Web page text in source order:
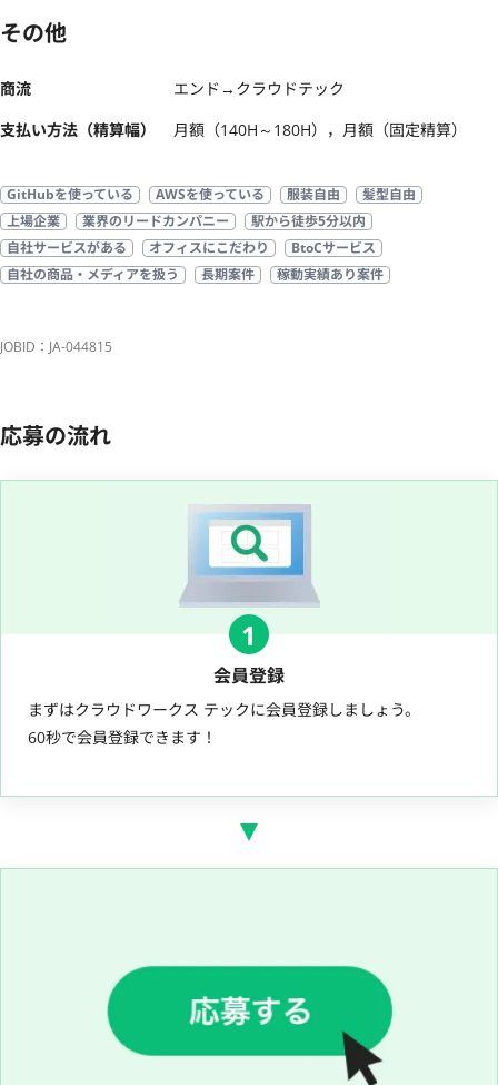
その他
商流
エンド→クラウドテック
支払い方法（精算幅）
月額（140H～180H），月額（固定精算）
GitHubを使っている AWSを使っている 服装自由
髪型自由
上場企業
業界のリードカンパニー
駅から徒歩5分以内
自社サービスがある
オフィスにこだわり
BtoCサービス
自社の商品・メディアを扱う
長期案件 稼動実績あり案件
JOBID：JA-044815
応募の流れ
1
会員登録
まずはクラウドワークス テックに会員登録しましょう。
60秒で会員登録できます！